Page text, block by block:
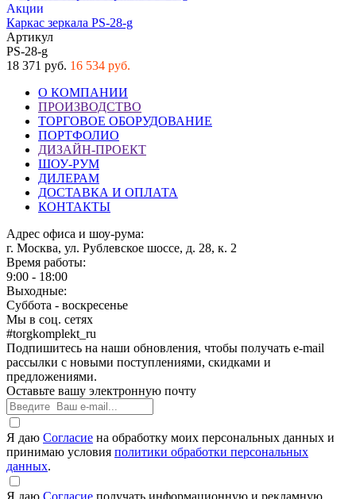
Акции
Каркас зеркала PS-28-g
Артикул
PS-28-g
18 371 руб. 16 534 руб.
О КОМПАНИИ
ПРОИЗВОДСТВО
ТОРГОВОЕ ОБОРУДОВАНИЕ
ПОРТФОЛИО
ДИЗАЙН-ПРОЕКТ
ШОУ-РУМ
ДИЛЕРАМ
ДОСТАВКА И ОПЛАТА
КОНТАКТЫ
Адрес офиса и шоу-рума:
г. Москва, ул. Рублевское шоссе, д. 28, к. 2
Время работы:
9:00 - 18:00
Выходные:
Суббота - воскресенье
Мы в соц. сетях
#torgkomplekt_ru
Подпишитесь на наши обновления, чтобы получать e-mail
рассылки с новыми поступлениями, скидками и
предложениями.
Оставьте вашу электронную почту
Я даю Согласие на обработку моих персональных данных и
принимаю условия политики обработки персональных
данных.
Я даю Согласие получать информационную и рекламную